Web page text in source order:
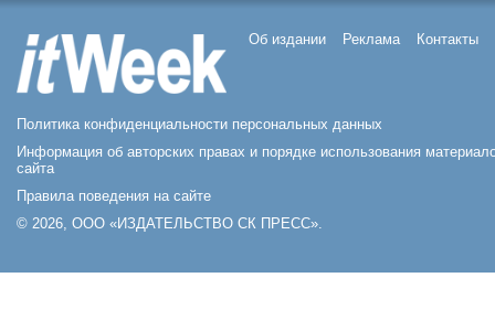
Об издании Реклама Контакты
Политика конфиденциальности персональных данных
Информация об авторских правах и порядке использования
сайта
Правила поведения на сайте
© 2026, ООО «ИЗДАТЕЛЬСТВО СК ПРЕСС».